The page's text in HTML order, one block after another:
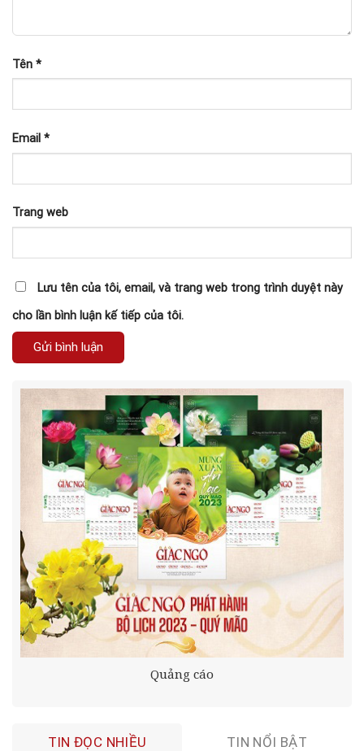
Tên *
Email *
Trang web
Lưu tên của tôi, email, và trang web trong trình duyệt này
cho lần bình luận kế tiếp của tôi.
Quảng cáo
TIN ĐỌC NHIỀU TIN NỔI BẬT